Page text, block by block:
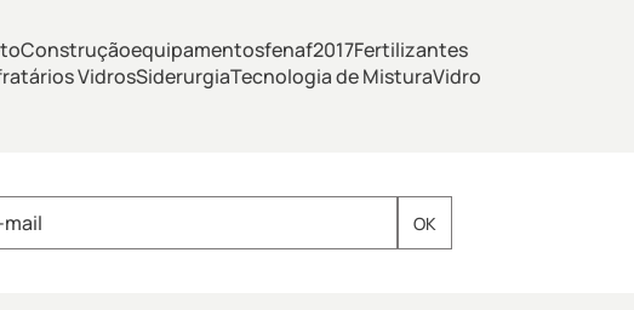
Construçãoequipamentosfenaf2017Fertilizantes
VidrosSiderurgiaTecnologia de MisturaVidro